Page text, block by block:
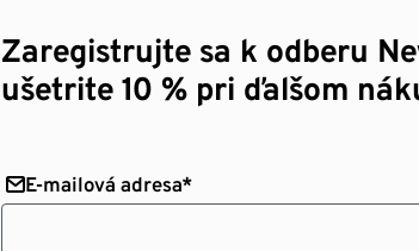
Zaregistrujte sa k odberu
ušetrite 10 % pri ďalšom
E-mailová adresa*